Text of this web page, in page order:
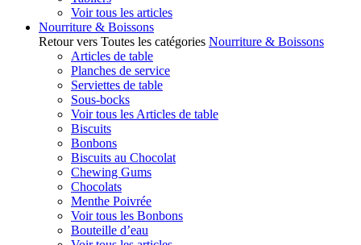
Voir tous les articles
Nourriture & Boissons
Retour vers Toutes les catégories Nourriture & Boissons
Articles de table
Planches de service
Serviettes de table
Sous-bocks
Voir tous les Articles de table
Biscuits
Bonbons
Biscuits au Chocolat
Chewing Gums
Chocolats
Menthe Poivrée
Voir tous les Bonbons
Bouteille d’eau